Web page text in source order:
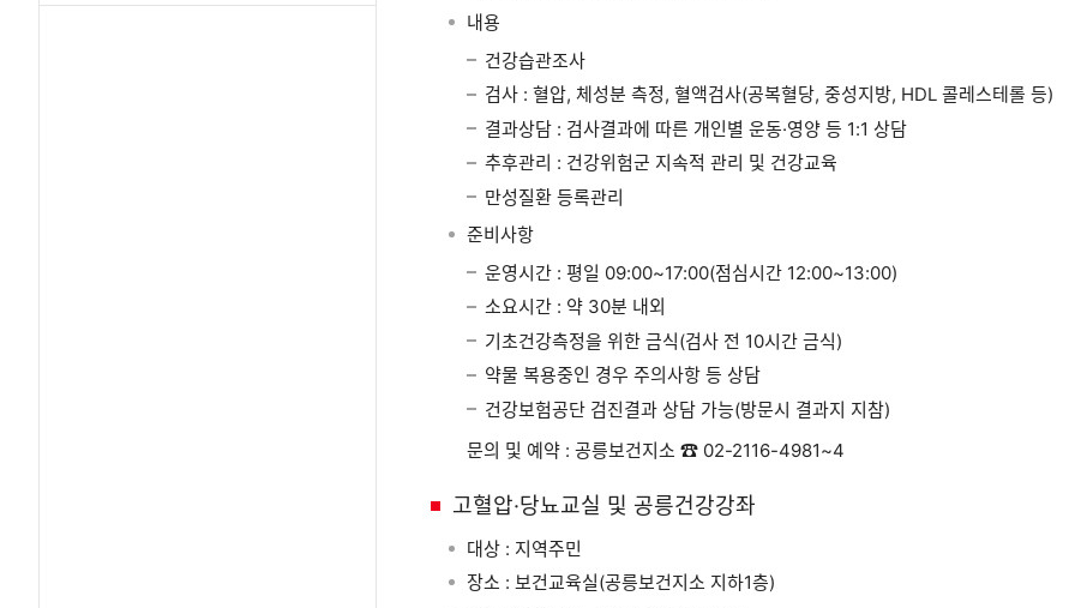
내용
건강습관조사
검사 : 혈압, 체성분 측정, 혈액검사(공복혈당, 중성지방, HDL 콜레스테롤 등)
결과상담 : 검사결과에 따른 개인별 운동·영양 등 1:1 상담
추후관리 : 건강위험군 지속적 관리 및 건강교육
만성질환 등록관리
준비사항
운영시간 : 평일 09:00~17:00(점심시간 12:00~13:00)
소요시간 : 약 30분 내외
기초건강측정을 위한 금식(검사 전 10시간 금식)
약물 복용중인 경우 주의사항 등 상담
건강보험공단 검진결과 상담 가능(방문시 결과지 지참)
문의 및 예약 : 공릉보건지소 ☎ 02-2116-4981~4
고혈압·당뇨교실 및 공릉건강강좌
대상 : 지역주민
장소 : 보건교육실(공릉보건지소 지하1층)